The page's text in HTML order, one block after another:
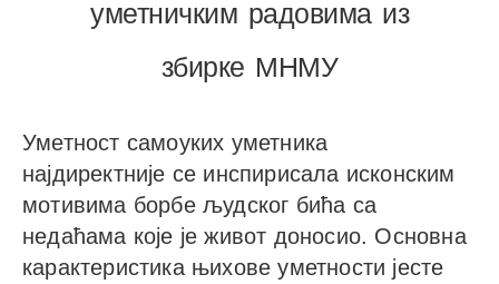
уметничким радовима из
збирке МНМУ
Уметност самоуких уметника
најдиректније се инспирисала исконским
мотивима борбе људског бића са
недаћама које је живот доносио. Основна
карактеристика њихове уметности јесте